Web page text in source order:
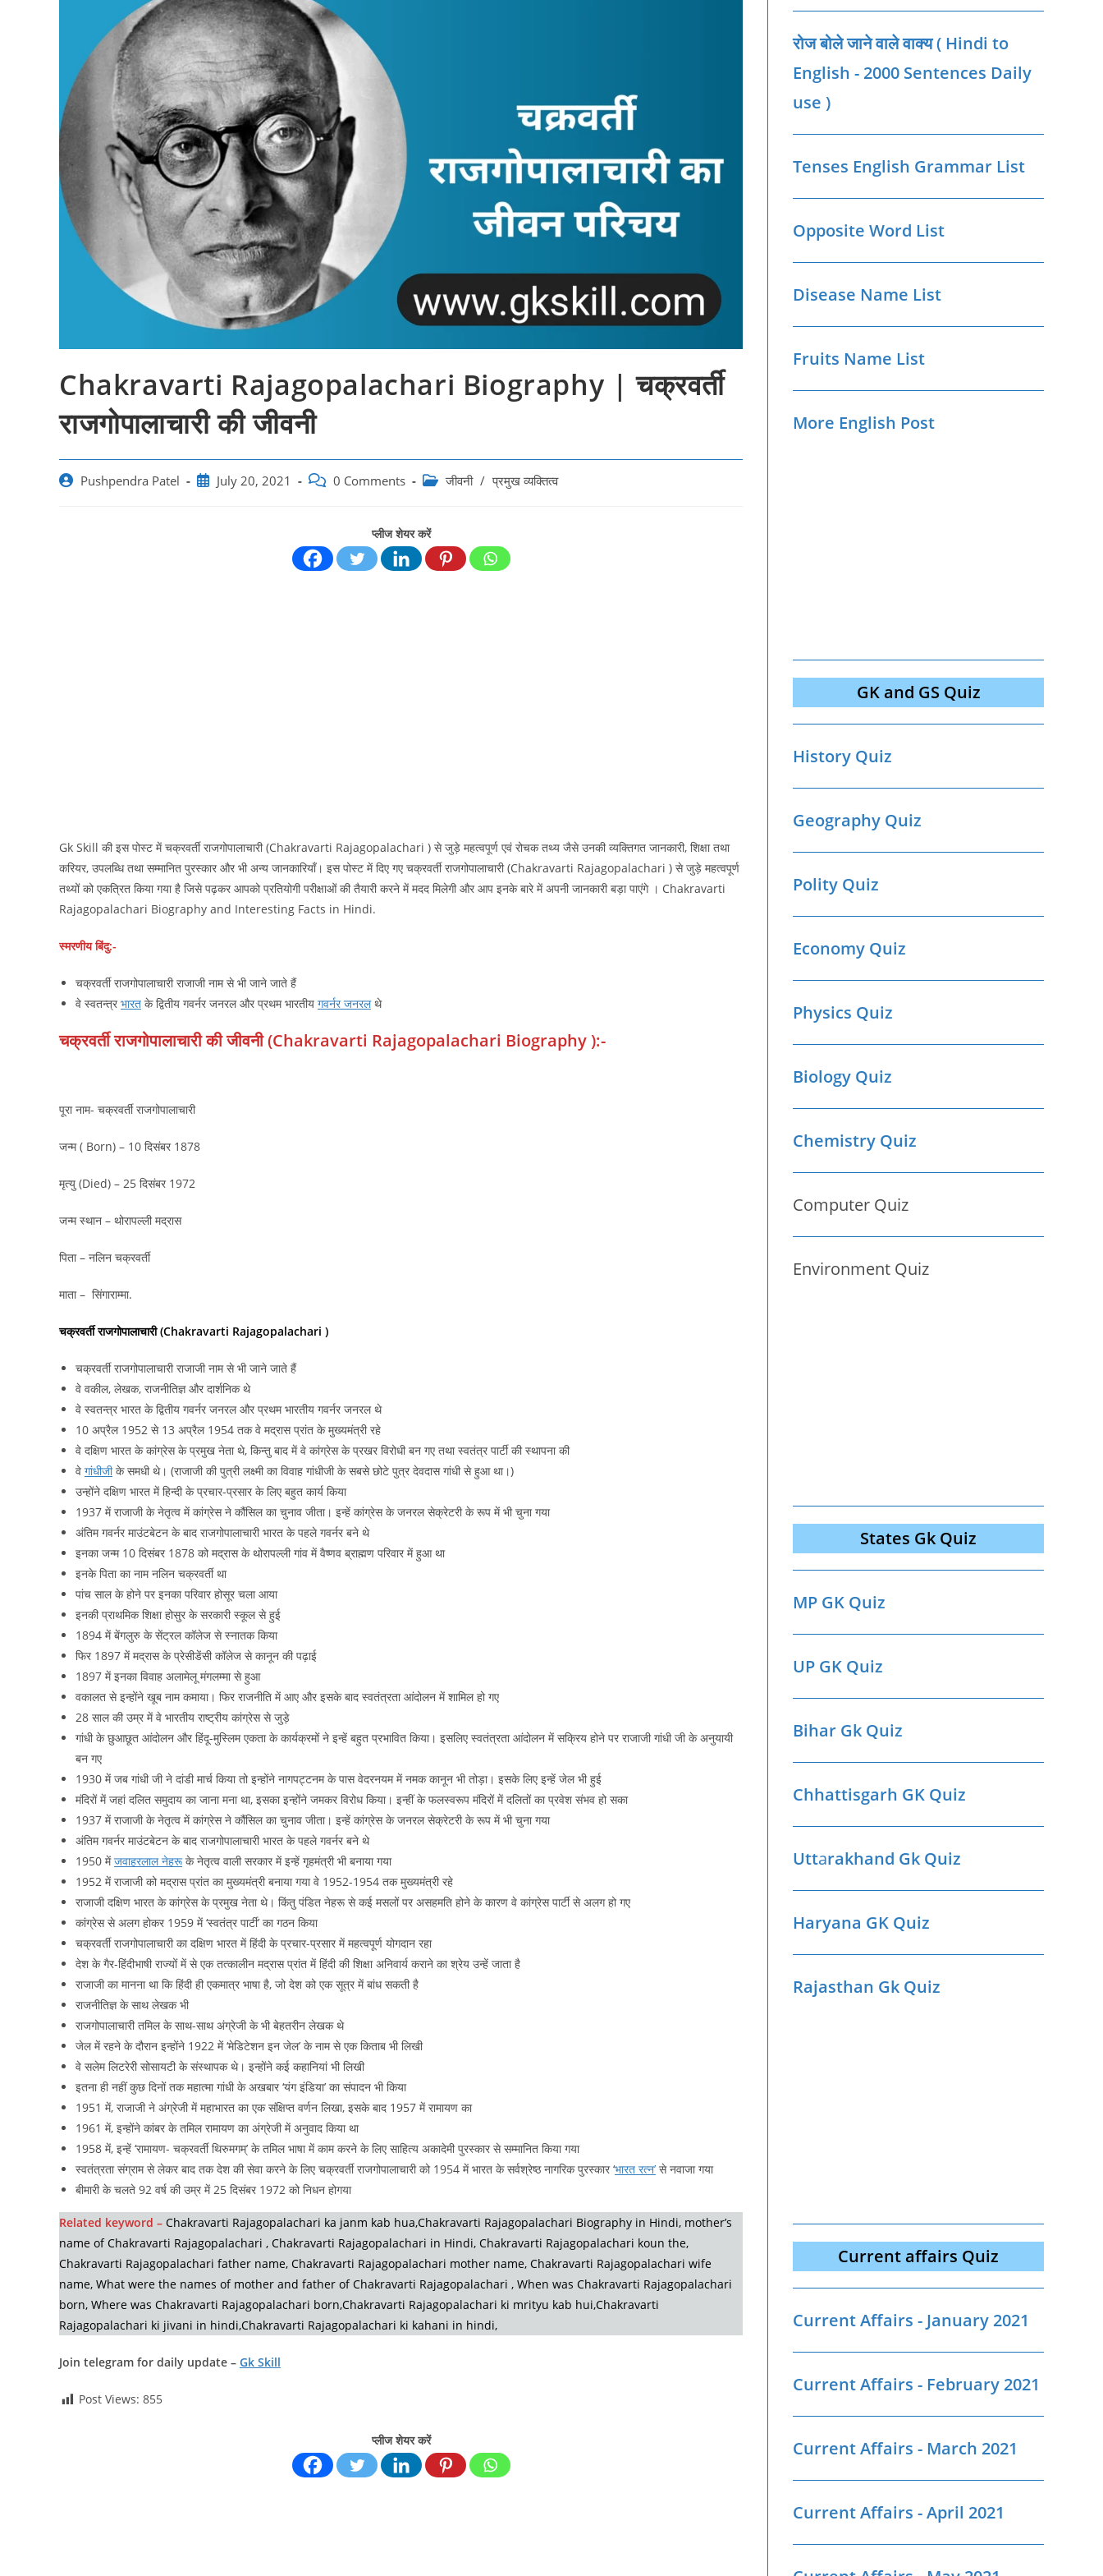
Chakravarti Rajagopalachari Biography | चक्रवर्ती
राजगोपालाचारी की जीवनी
Post Pushpendra Patel
PostJuly 20, 2021
Post 0 Comments
Post जीवनी / प्रमुख व्यक्तित्व
प्लीज शेयर करें
Gk Skill की इस पोस्ट में चक्रवर्ती राजगोपालाचारी (Chakravarti Rajagopalachari ) से जुड़े महत्वपूर्ण एवं रोचक तथ्य जैसे उनकी व्यक्तिगत जानकारी, शिक्षा तथा
करियर, उपलब्धि तथा सम्मानित पुरस्कार और भी अन्य जानकारियाँ। इस पोस्ट में दिए गए चक्रवर्ती राजगोपालाचारी (Chakravarti Rajagopalachari ) से जुड़े महत्वपूर्ण
तथ्यों को एकत्रित किया गया है जिसे पढ़कर आपको प्रतियोगी परीक्षाओं की तैयारी करने में मदद मिलेगी और आप इनके बारे में अपनी जानकारी बड़ा पाएंगे । Chakravarti
Rajagopalachari Biography and Interesting Facts in Hindi.
स्मरणीय बिंदु:-
चक्रवर्ती राजगोपालाचारी राजाजी नाम से भी जाने जाते हैं
वे स्वतन्त्रभारत के द्वितीय गवर्नर जनरल और प्रथम भारतीय गवर्नर जनरलथे
चक्रवर्ती राजगोपालाचारी की जीवनी (Chakravarti Rajagopalachari Biography ):-
पूरा नाम- चक्रवर्ती राजगोपालाचारी
जन्म ( Born) – 10 दिसंबर 1878
मृत्यु (Died) – 25 दिसंबर 1972
जन्म स्थान – थोरापल्ली मद्रास
पिता – नलिन चक्रवर्ती
माता – सिंगाराम्मा.
चक्रवर्ती राजगोपालाचारी (Chakravarti Rajagopalachari )
चक्रवर्ती राजगोपालाचारी राजाजी नाम से भी जाने जाते हैं
वे वकील, लेखक, राजनीतिज्ञ और दार्शनिक थे
वे स्वतन्त्र भारत के द्वितीय गवर्नर जनरल और प्रथम भारतीय गवर्नर जनरल थे
10 अप्रैल 1952 से 13 अप्रैल 1954 तक वे मद्रास प्रांत के मुख्यमंत्री रहे
वे दक्षिण भारत के कांग्रेस के प्रमुख नेता थे, किन्तु बाद में वे कांग्रेस के प्रखर विरोधी बन गए तथा स्वतंत्र पार्टी की स्थापना की
वे गांधीजीके समधी थे। (राजाजी की पुत्री लक्ष्मी का विवाह गांधीजी के सबसे छोटे पुत्र देवदास गांधी से हुआ था।)
उन्होंने दक्षिण भारत में हिन्दी के प्रचार-प्रसार के लिए बहुत कार्य किया
1937 में राजाजी के नेतृत्व में कांग्रेस ने कौंसिल का चुनाव जीता। इन्हें कांग्रेस के जनरल सेक्रेटरी के रूप में भी चुना गया
अंतिम गवर्नर माउंटबेटन के बाद राजगोपालाचारी भारत के पहले गवर्नर बने थे
इनका जन्म 10 दिसंबर 1878 को मद्रास के थोरापल्ली गांव में वैष्णव ब्राह्मण परिवार में हुआ था
इनके पिता का नाम नलिन चक्रवर्ती था
पांच साल के होने पर इनका परिवार होसूर चला आया
इनकी प्राथमिक शिक्षा होसुर के सरकारी स्कूल से हुई
1894 में बेंगलुरु के सेंट्रल कॉलेज से स्नातक किया
फिर 1897 में मद्रास के प्रेसीडेंसी कॉलेज से कानून की पढ़ाई
1897 में इनका विवाह अलामेलू मंगलम्मा से हुआ
वकालत से इन्होंने खूब नाम कमाया। फिर राजनीति में आए और इसके बाद स्वतंत्रता आंदोलन में शामिल हो गए
28 साल की उम्र में वे भारतीय राष्ट्रीय कांग्रेस से जुड़े
गांधी के छुआछूत आंदोलन और हिंदू-मुस्लिम एकता के कार्यक्रमों ने इन्हें बहुत प्रभावित किया। इसलिए स्वतंत्रता आंदोलन में सक्रिय होने पर राजाजी गांधी जी के अनुयायी
बन गए
1930 में जब गांधी जी ने दांडी मार्च किया तो इन्होंने नागपट्टनम के पास वेदरनयम में नमक कानून भी तोड़ा। इसके लिए इन्हें जेल भी हुई
मंदिरों में जहां दलित समुदाय का जाना मना था, इसका इन्होंने जमकर विरोध किया। इन्हीं के फलस्वरूप मंदिरों में दलितों का प्रवेश संभव हो सका
1937 में राजाजी के नेतृत्व में कांग्रेस ने कौंसिल का चुनाव जीता। इन्हें कांग्रेस के जनरल सेक्रेटरी के रूप में भी चुना गया
अंतिम गवर्नर माउंटबेटन के बाद राजगोपालाचारी भारत के पहले गवर्नर बने थे
1950 मेंजवाहरलाल नेहरूके नेतृत्व वाली सरकार में इन्हें गृहमंत्री भी बनाया गया
1952 में राजाजी को मद्रास प्रांत का मुख्यमंत्री बनाया गया वे 1952-1954 तक मुख्यमंत्री रहे
राजाजी दक्षिण भारत के कांग्रेस के प्रमुख नेता थे। किंतु पंडित नेहरू से कई मसलों पर असहमति होने के कारण वे कांग्रेस पार्टी से अलग हो गए
कांग्रेस से अलग होकर 1959 में ‘स्वतंत्र पार्टी’ का गठन किया
चक्रवर्ती राजगोपालाचारी का दक्षिण भारत में हिंदी के प्रचार-प्रसार में महत्वपूर्ण योगदान रहा
देश के गैर-हिंदीभाषी राज्यों में से एक तत्कालीन मद्रास प्रांत में हिंदी की शिक्षा अनिवार्य कराने का श्रेय उन्हें जाता है
राजाजी का मानना था कि हिंदी ही एकमात्र भाषा है, जो देश को एक सूत्र में बांध सकती है
राजनीतिज्ञ के साथ लेखक भी
राजगोपालाचारी तमिल के साथ-साथ अंग्रेजी के भी बेहतरीन लेखक थे
जेल में रहने के दौरान इन्होंने 1922 में ‘मेडिटेशन इन जेल’ के नाम से एक किताब भी लिखी
वे सलेम लिटरेरी सोसायटी के संस्थापक थे। इन्होंने कई कहानियां भी लिखी
इतना ही नहीं कुछ दिनों तक महात्मा गांधी के अखबार ‘यंग इंडिया’ का संपादन भी किया
1951 में, राजाजी ने अंग्रेजी में महाभारत का एक संक्षिप्त वर्णन लिखा, इसके बाद 1957 में रामायण का
1961 में, इन्होंने कांबर के तमिल रामायण का अंग्रेजी में अनुवाद किया था
1958 में, इन्हें ‘रामायण- चक्रवर्ती थिरुमगम्’ के तमिल भाषा में काम करने के लिए साहित्य अकादेमी पुरस्कार से सम्मानित किया गया
स्वतंत्रता संग्राम से लेकर बाद तक देश की सेवा करने के लिए चक्रवर्ती राजगोपालाचारी को 1954 में भारत के सर्वश्रेष्ठ नागरिक पुरस्कार ‘भारत रत्न’ से नवाजा गया
बीमारी के चलते 92 वर्ष की उम्र में 25 दिसंबर 1972 को निधन होगया
Related keyword – Chakravarti Rajagopalachari ka janm kab hua,Chakravarti Rajagopalachari Biography in Hindi, mother’s
name of Chakravarti Rajagopalachari , Chakravarti Rajagopalachari in Hindi, Chakravarti Rajagopalachari koun the,
Chakravarti Rajagopalachari father name, Chakravarti Rajagopalachari mother name, Chakravarti Rajagopalachari wife
name, What were the names of mother and father of Chakravarti Rajagopalachari , When was Chakravarti Rajagopalachari
born, Where was Chakravarti Rajagopalachari born,Chakravarti Rajagopalachari ki mrityu kab hui,Chakravarti
Rajagopalachari ki jivani in hindi,Chakravarti Rajagopalachari ki kahani in hindi,
Join telegram for daily update – Gk Skill
Post Views: 855
प्लीज शेयर करें
रोज बोले जाने वाले वाक्‍य ( Hindi to
English - 2000 Sentences Daily
use )
Tenses English Grammar List
Opposite Word List
Disease Name List
Fruits Name List
More English Post
GK and GS Quiz
History Quiz
Geography Quiz
Polity Quiz
Economy Quiz
Physics Quiz
Biology Quiz
Chemistry Quiz
Computer Quiz
Environment Quiz
States Gk Quiz
MP GK Quiz
UP GK Quiz
Bihar Gk Quiz
Chhattisgarh GK Quiz
Uttarakhand Gk Quiz
Haryana GK Quiz
Rajasthan Gk Quiz
Current affairs Quiz
Current Affairs - January 2021
Current Affairs - February 2021
Current Affairs - March 2021
Current Affairs - April 2021